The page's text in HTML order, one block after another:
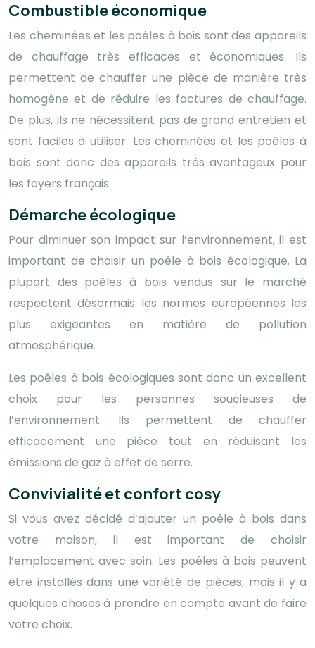
Combustible économique
Les cheminées et les poêles à bois sont des appareils
de chauffage très efficaces et économiques. Ils
permettent de chauffer une pièce de manière très
homogène et de réduire les factures de chauffage.
De plus, ils ne nécessitent pas de grand entretien et
sont faciles à utiliser. Les cheminées et les poêles à
bois sont donc des appareils très avantageux pour
les foyers français.
Démarche écologique
Pour diminuer son impact sur l’environnement, il est
important de choisir un poêle à bois écologique. La
plupart des poêles à bois vendus sur le marché
respectent désormais les normes européennes les
plus exigeantes en matière de pollution
atmosphérique.
Les poêles à bois écologiques sont donc un excellent
choix pour les personnes soucieuses de
l’environnement. Ils permettent de chauffer
efficacement une pièce tout en réduisant les
émissions de gaz à effet de serre.
Convivialité et confort cosy
Si vous avez décidé d’ajouter un poêle à bois dans
votre maison, il est important de choisir
l’emplacement avec soin. Les poêles à bois peuvent
être installés dans une variété de pièces, mais il y a
quelques choses à prendre en compte avant de faire
votre choix.